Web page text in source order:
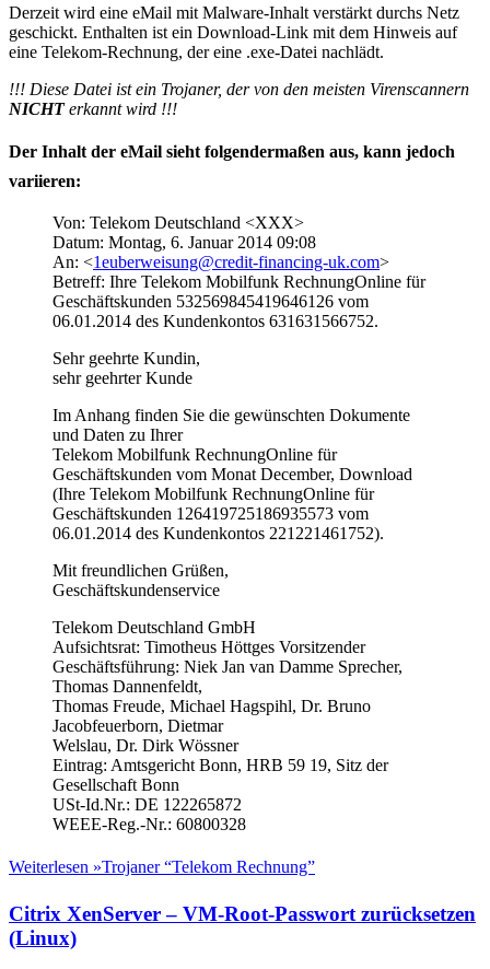
Derzeit wird eine eMail mit Malware-Inhalt verstärkt durchs Netz
geschickt. Enthalten ist ein Download-Link mit dem Hinweis auf
eine Telekom-Rechnung, der eine .exe-Datei nachlädt.
!!! Diese Datei ist ein Trojaner, der von den meisten Virenscannern
NICHTerkannt wird !!!
Der Inhalt der eMail sieht folgendermaßen aus, kann jedoch
variieren:
Von: Telekom Deutschland <XXX>
Datum: Montag, 6. Januar 2014 09:08
An: <1euberweisung@credit-financing-uk.com>
Betreff: Ihre Telekom Mobilfunk RechnungOnline für
Geschäftskunden 532569845419646126 vom
06.01.2014 des Kundenkontos 631631566752.
Sehr geehrte Kundin,
sehr geehrter Kunde
Im Anhang finden Sie die gewünschten Dokumente
und Daten zu Ihrer
Telekom Mobilfunk RechnungOnline für
Geschäftskunden vom Monat December, Download
(Ihre Telekom Mobilfunk RechnungOnline für
Geschäftskunden 126419725186935573 vom
06.01.2014 des Kundenkontos 221221461752).
Mit freundlichen Grüßen,
Geschäftskundenservice
Telekom Deutschland GmbH
Aufsichtsrat: Timotheus Höttges Vorsitzender
Geschäftsführung: Niek Jan van Damme Sprecher,
Thomas Dannenfeldt,
Thomas Freude, Michael Hagspihl, Dr. Bruno
Jacobfeuerborn, Dietmar
Welslau, Dr. Dirk Wössner
Eintrag: Amtsgericht Bonn, HRB 59 19, Sitz der
Gesellschaft Bonn
USt-Id.Nr.: DE 122265872
WEEE-Reg.-Nr.: 60800328
Weiterlesen »Trojaner “Telekom Rechnung”
Citrix XenServer – VM-Root-Passwort zurücksetzen
(Linux)